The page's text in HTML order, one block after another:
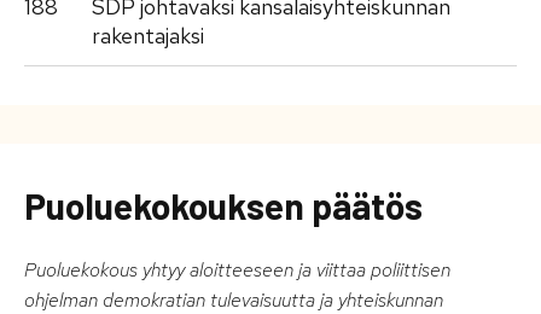
188
SDP johtavaksi kansalaisyhteiskunnan
rakentajaksi
Puoluekokouksen päätös
Puoluekokous yhtyy aloitteeseen ja viittaa poliittisen
ohjelman demokratian tulevaisuutta ja yhteiskunnan